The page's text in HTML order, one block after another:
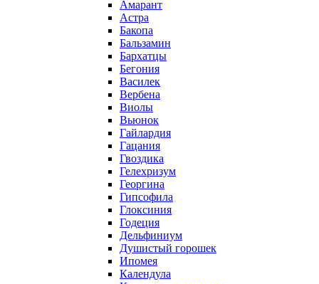
Амарант
Астра
Бакопа
Бальзамин
Бархатцы
Бегония
Василек
Вербена
Виолы
Вьюнок
Гайлардия
Гацания
Гвоздика
Гелехризум
Георгина
Гипсофила
Глоксиния
Годеция
Дельфиниум
Душистый горошек
Ипомея
Календула